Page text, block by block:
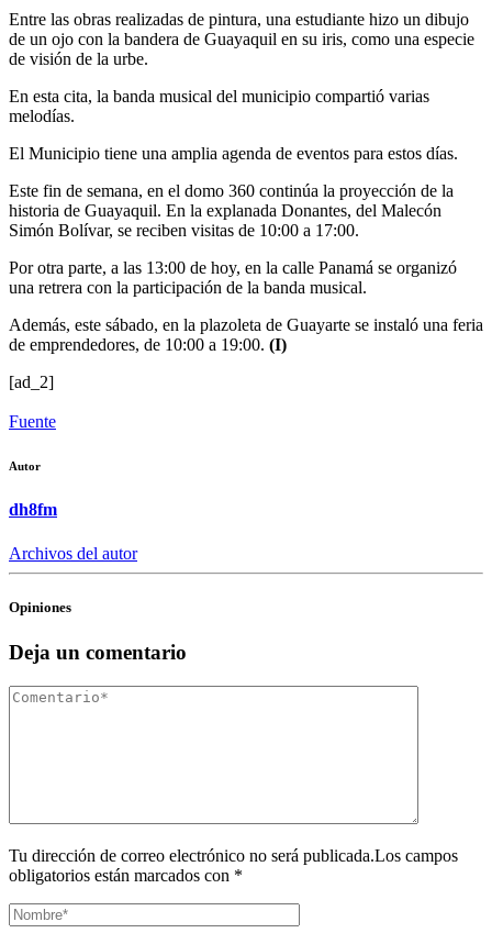
Entre las obras realizadas de pintura, una estudiante hizo un dibujo
de un ojo con la bandera de Guayaquil en su iris, como una especie
de visión de la urbe.
En esta cita, la banda musical del municipio compartió varias
melodías.
El Municipio tiene una amplia agenda de eventos para estos días.
Este fin de semana, en el domo 360 continúa la proyección de la
historia de Guayaquil. En la explanada Donantes, del Malecón
Simón Bolívar, se reciben visitas de 10:00 a 17:00.
Por otra parte, a las 13:00 de hoy, en la calle Panamá se organizó
una retrera con la participación de la banda musical.
Además, este sábado, en la plazoleta de Guayarte se instaló una feria
de emprendedores, de 10:00 a 19:00. (I)
[ad_2]
Fuente
Autor
dh8fm
Archivos del autor
Opiniones
Deja un comentario
Tu dirección de correo electrónico no será publicada.Los campos
obligatorios están marcados con *